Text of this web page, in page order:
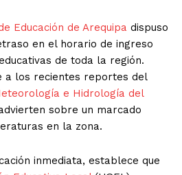
Educación de Arequipa dispuso
en el horario de ingreso
de toda la región.
a los recientes reportes del
e Hidrología del
sobre un marcado
en la zona.
inmediata, establece que